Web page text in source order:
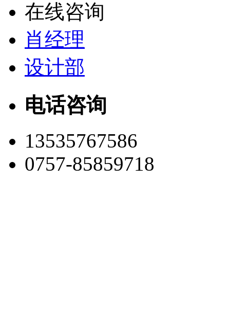
在线咨询
肖经理
设计部
电话咨询
13535767586
0757-85859718